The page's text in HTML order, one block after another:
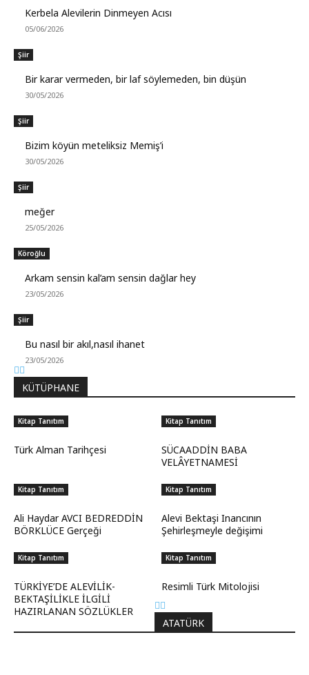
Kerbela Alevilerin Dinmeyen Acısı
05/06/2026
Şiir
Bir karar vermeden, bir laf söylemeden, bin düşün
30/05/2026
Şiir
Bizim köyün meteliksiz Memiş’i
30/05/2026
Şiir
meğer
25/05/2026
Köroğlu
Arkam sensin kal’am sensin dağlar hey
23/05/2026
Şiir
Bu nasıl bir akıl,nasıl ihanet
23/05/2026
KÜTÜPHANE
Kitap Tanıtım
Türk Alman Tarihçesi
Kitap Tanıtım
SÜCAADDİN BABA
VELÂYETNAMESİ
Kitap Tanıtım
Ali Haydar AVCI BEDREDDİN
BÖRKLÜCE Gerçeği
Kitap Tanıtım
Alevi Bektaşi Inancının
Şehirleşmeyle değişimi
Kitap Tanıtım
TÜRKİYE’DE ALEVİLİK-
BEKTAŞİLİKLE İLGİLİ
HAZIRLANAN SÖZLÜKLER
Kitap Tanıtım
Resimli Türk Mitolojisi
ATATÜRK